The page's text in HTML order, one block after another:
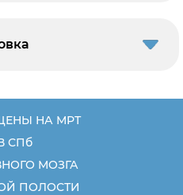
НА МРТ
СПб
МОЗГА
ПОЛОСТИ